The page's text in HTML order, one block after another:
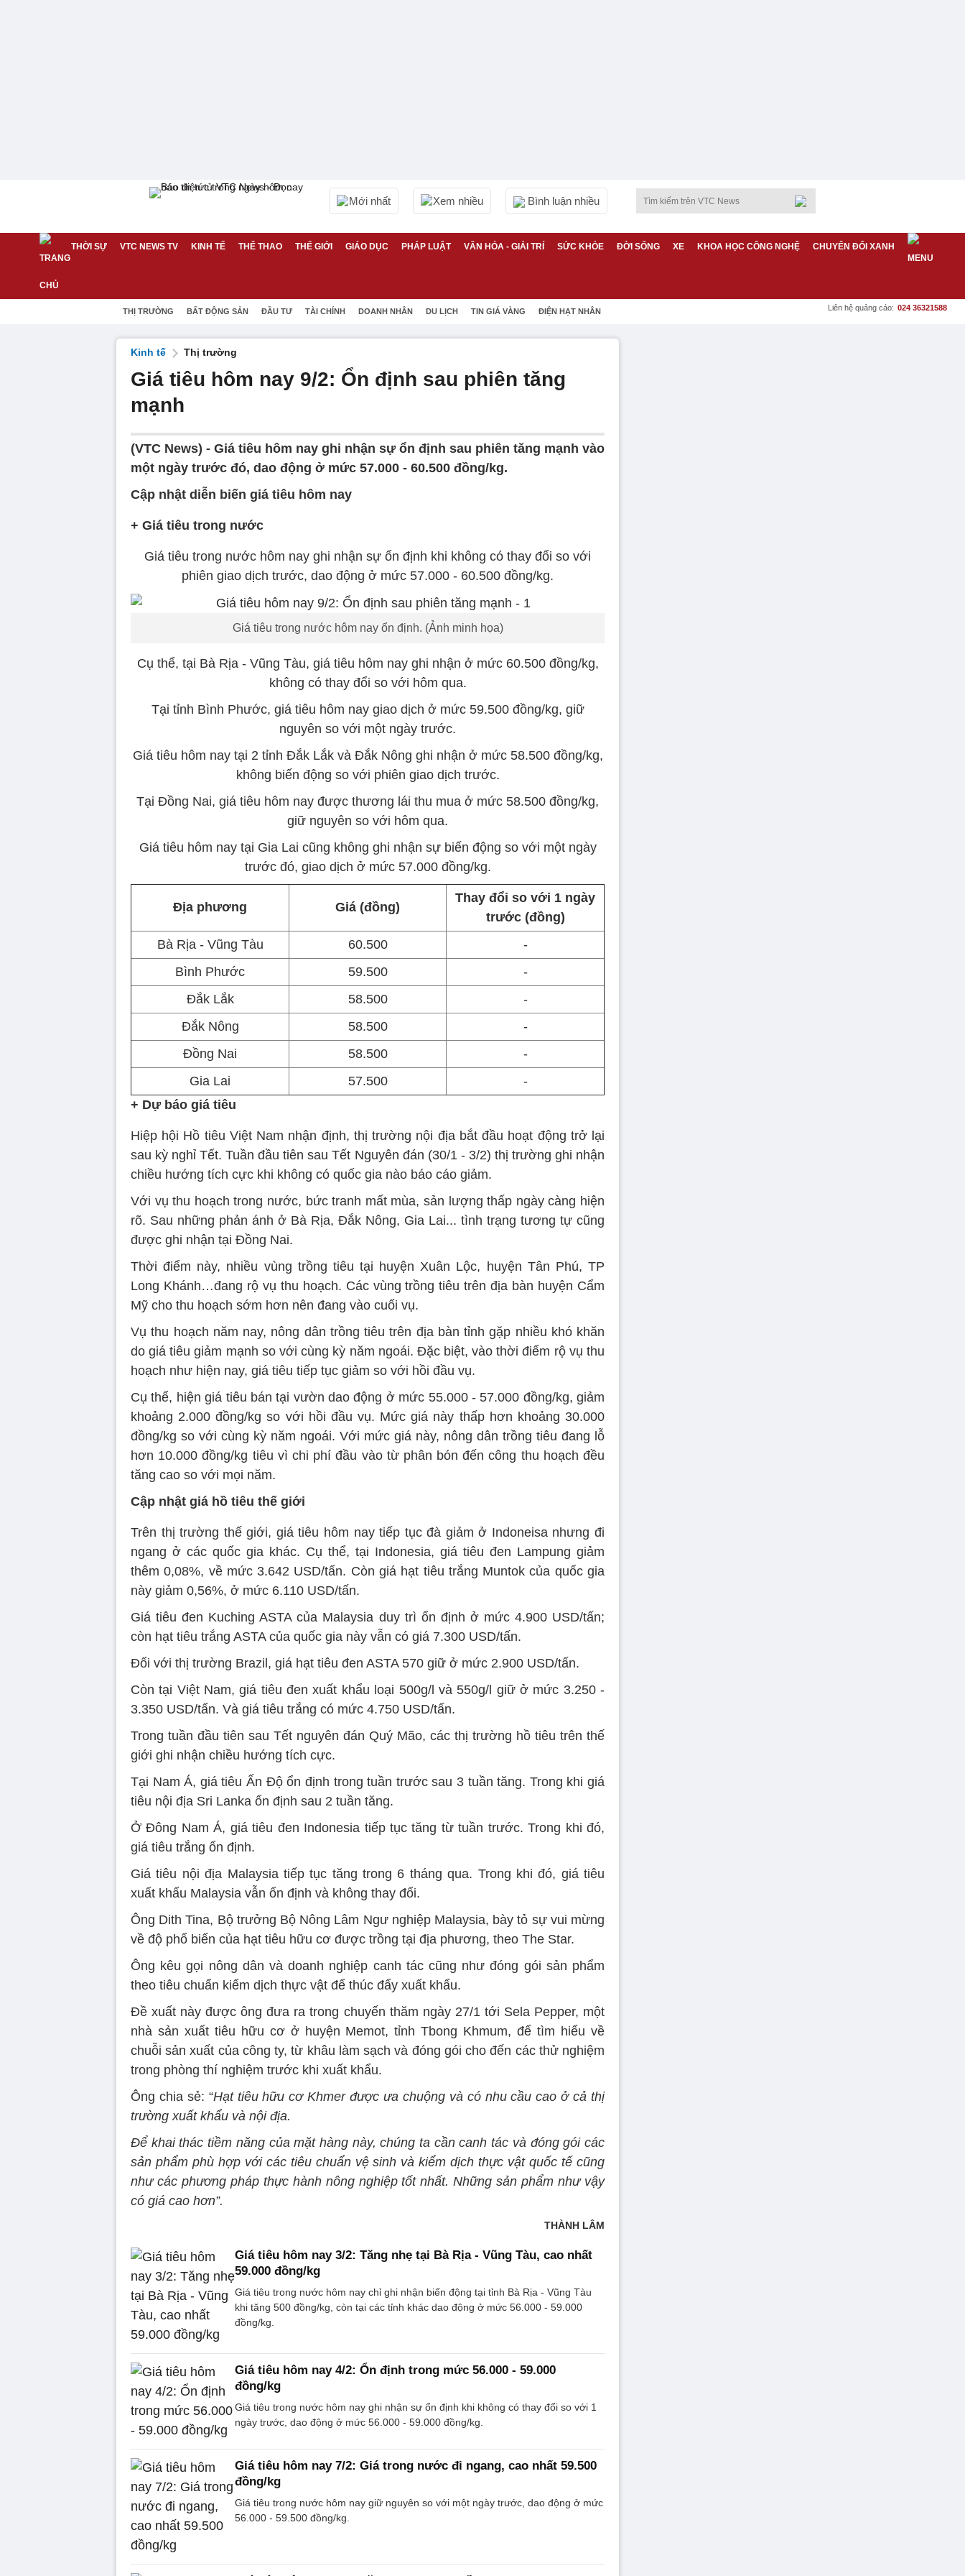
Mới nhất Xem nhiều Bình luận nhiều
THỜI SỰ VTC NEWS TV KINH TẾ THỂ THAO THẾ GIỚI GIÁO DỤC PHÁP LUẬT VĂN HÓA - GIẢI TRÍ SỨC KHỎE ĐỜI SỐNG XE KHOA HỌC CÔNG NGHỆ CHUYỂN ĐỔI XANH
THỊ TRƯỜNG BẤT ĐỘNG SẢN ĐẦU TƯ TÀI CHÍNH DOANH NHÂN DU LỊCH TIN GIÁ VÀNG ĐIỆN HẠT NHÂN Liên hệ quảng cáo: 024 36321588
Kinh tế Thị trường
Giá tiêu hôm nay 9/2: Ổn định sau phiên tăng
mạnh
(VTC News) - Giá tiêu hôm nay ghi nhận sự ổn định sau phiên tăng mạnh vào
một ngày trước đó, dao động ở mức 57.000 - 60.500 đồng/kg.
Cập nhật diễn biến giá tiêu hôm nay
+ Giá tiêu trong nước
Giá tiêu trong nước hôm nay ghi nhận sự ổn định khi không có thay đổi so với
phiên giao dịch trước, dao động ở mức 57.000 - 60.500 đồng/kg.
Giá tiêu trong nước hôm nay ổn định. (Ảnh minh họa)
Cụ thể, tại Bà Rịa - Vũng Tàu, giá tiêu hôm nay ghi nhận ở mức 60.500 đồng/kg,
không có thay đổi so với hôm qua.
Tại tỉnh Bình Phước, giá tiêu hôm nay giao dịch ở mức 59.500 đồng/kg, giữ
nguyên so với một ngày trước.
Giá tiêu hôm nay tại 2 tỉnh Đắk Lắk và Đắk Nông ghi nhận ở mức 58.500 đồng/kg,
không biến động so với phiên giao dịch trước.
Tại Đồng Nai, giá tiêu hôm nay được thương lái thu mua ở mức 58.500 đồng/kg,
giữ nguyên so với hôm qua.
Giá tiêu hôm nay tại Gia Lai cũng không ghi nhận sự biến động so với một ngày
trước đó, giao dịch ở mức 57.000 đồng/kg.
Địa phương Giá (đồng)
Thay đổi so với 1 ngày
trước (đồng)
Bà Rịa - Vũng Tàu
60.500
-
Bình Phước
59.500
-
Đắk Lắk
58.500
-
Đắk Nông
58.500
-
Đồng Nai
58.500
-
Gia Lai
57.500
-
+ Dự báo giá tiêu
Hiệp hội Hồ tiêu Việt Nam nhận định, thị trường nội địa bắt đầu hoạt động trở lại
sau kỳ nghỉ Tết. Tuần đầu tiên sau Tết Nguyên đán (30/1 - 3/2) thị trường ghi nhận
chiều hướng tích cực khi không có quốc gia nào báo cáo giảm.
Với vụ thu hoạch trong nước, bức tranh mất mùa, sản lượng thấp ngày càng hiện
rõ. Sau những phản ánh ở Bà Rịa, Đắk Nông, Gia Lai... tình trạng tương tự cũng
được ghi nhận tại Đồng Nai.
Thời điểm này, nhiều vùng trồng tiêu tại huyện Xuân Lộc, huyện Tân Phú, TP
Long Khánh…đang rộ vụ thu hoạch. Các vùng trồng tiêu trên địa bàn huyện Cẩm
Mỹ cho thu hoạch sớm hơn nên đang vào cuối vụ.
Vụ thu hoạch năm nay, nông dân trồng tiêu trên địa bàn tỉnh gặp nhiều khó khăn
do giá tiêu giảm mạnh so với cùng kỳ năm ngoái. Đặc biệt, vào thời điểm rộ vụ thu
hoạch như hiện nay, giá tiêu tiếp tục giảm so với hồi đầu vụ.
Cụ thể, hiện giá tiêu bán tại vườn dao động ở mức 55.000 - 57.000 đồng/kg, giảm
khoảng 2.000 đồng/kg so với hồi đầu vụ. Mức giá này thấp hơn khoảng 30.000
đồng/kg so với cùng kỳ năm ngoái. Với mức giá này, nông dân trồng tiêu đang lỗ
hơn 10.000 đồng/kg tiêu vì chi phí đầu vào từ phân bón đến công thu hoạch đều
tăng cao so với mọi năm.
Cập nhật giá hồ tiêu thế giới
Trên thị trường thế giới, giá tiêu hôm nay tiếp tục đà giảm ở Indoneisa nhưng đi
ngang ở các quốc gia khác. Cụ thể, tại Indonesia, giá tiêu đen Lampung giảm
thêm 0,08%, về mức 3.642 USD/tấn. Còn giá hạt tiêu trắng Muntok của quốc gia
này giảm 0,56%, ở mức 6.110 USD/tấn.
Giá tiêu đen Kuching ASTA của Malaysia duy trì ổn định ở mức 4.900 USD/tấn;
còn hạt tiêu trắng ASTA của quốc gia này vẫn có giá 7.300 USD/tấn.
Đối với thị trường Brazil, giá hạt tiêu đen ASTA 570 giữ ở mức 2.900 USD/tấn.
Còn tại Việt Nam, giá tiêu đen xuất khẩu loại 500g/l và 550g/l giữ ở mức 3.250 -
3.350 USD/tấn. Và giá tiêu trắng có mức 4.750 USD/tấn.
Trong tuần đầu tiên sau Tết nguyên đán Quý Mão, các thị trường hồ tiêu trên thế
giới ghi nhận chiều hướng tích cực.
Tại Nam Á, giá tiêu Ấn Độ ổn định trong tuần trước sau 3 tuần tăng. Trong khi giá
tiêu nội địa Sri Lanka ổn định sau 2 tuần tăng.
Ở Đông Nam Á, giá tiêu đen Indonesia tiếp tục tăng từ tuần trước. Trong khi đó,
giá tiêu trắng ổn định.
Giá tiêu nội địa Malaysia tiếp tục tăng trong 6 tháng qua. Trong khi đó, giá tiêu
xuất khẩu Malaysia vẫn ổn định và không thay đổi.
Ông Dith Tina, Bộ trưởng Bộ Nông Lâm Ngư nghiệp Malaysia, bày tỏ sự vui mừng
về độ phổ biến của hạt tiêu hữu cơ được trồng tại địa phương, theo The Star.
Ông kêu gọi nông dân và doanh nghiệp canh tác cũng như đóng gói sản phẩm
theo tiêu chuẩn kiểm dịch thực vật để thúc đẩy xuất khẩu.
Đề xuất này được ông đưa ra trong chuyến thăm ngày 27/1 tới Sela Pepper, một
nhà sản xuất tiêu hữu cơ ở huyện Memot, tỉnh Tbong Khmum, để tìm hiểu về
chuỗi sản xuất của công ty, từ khâu làm sạch và đóng gói cho đến các thử nghiệm
trong phòng thí nghiệm trước khi xuất khẩu.
Ông chia sẻ: “Hạt tiêu hữu cơ Khmer được ưa chuộng và có nhu cầu cao ở cả thị
trường xuất khẩu và nội địa.
Để khai thác tiềm năng của mặt hàng này, chúng ta cần canh tác và đóng gói các
sản phẩm phù hợp với các tiêu chuẩn vệ sinh và kiểm dịch thực vật quốc tế cũng
như các phương pháp thực hành nông nghiệp tốt nhất. Những sản phẩm như vậy
có giá cao hơn”.
THÀNH LÂM
Giá tiêu hôm nay 3/2: Tăng nhẹ tại Bà Rịa - Vũng Tàu, cao nhất
59.000 đồng/kg
Giá tiêu trong nước hôm nay chỉ ghi nhận biến động tại tỉnh Bà Rịa - Vũng Tàu
khi tăng 500 đồng/kg, còn tại các tỉnh khác dao động ở mức 56.000 - 59.000
đồng/kg.
Giá tiêu hôm nay 4/2: Ổn định trong mức 56.000 - 59.000
đồng/kg
Giá tiêu trong nước hôm nay ghi nhận sự ổn định khi không có thay đổi so với 1
ngày trước, dao động ở mức 56.000 - 59.000 đồng/kg.
Giá tiêu hôm nay 7/2: Giá trong nước đi ngang, cao nhất 59.500
đồng/kg
Giá tiêu trong nước hôm nay giữ nguyên so với một ngày trước, dao động ở mức
56.000 - 59.500 đồng/kg.